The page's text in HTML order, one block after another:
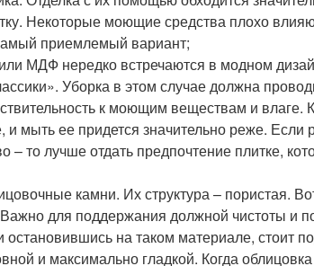
Некоторые моющие средства плохо
приемлемый вариант;
МДФ нередко встречаются в модном
Уборка в этом случае должна
к моющим веществам и влаге.
и мыть ее придется значительно реже. Если
– то лучше отдать предпочтение плитке,
камни. Их структура – пористая.
для поддержания должной чистоты и
остановившись на таком материале, стоит
и максимально гладкой. Когда